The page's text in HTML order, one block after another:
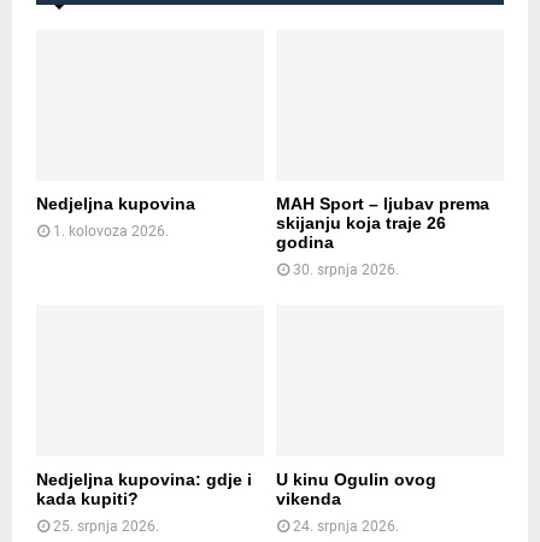
Nedjeljna kupovina
1. kolovoza 2026.
MAH Sport – ljubav prema
skijanju koja traje 26
godina
30. srpnja 2026.
Nedjeljna kupovina: gdje i
kada kupiti?
25. srpnja 2026.
U kinu Ogulin ovog
vikenda
24. srpnja 2026.